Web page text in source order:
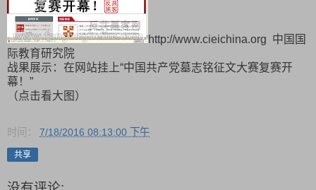
http://www.cieichina.org 中国国
际教育研究院
战果展示：在网站挂上“中国共产党墓志铭征文大赛复赛开
幕！”
（点击看大图）
时间： 7/18/2016 08:13:00 下午
共享